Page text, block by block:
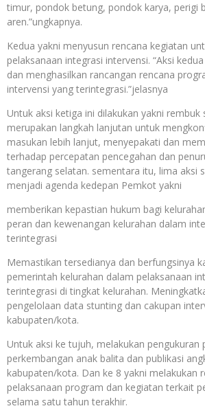
timur, pondok betung, pondok karya, perigi
aren.”ungkapnya.
Kedua yakni menyusun rencana kegiatan
pelaksanaan integrasi intervensi. “Aksi
dan menghasilkan rancangan rencana
intervensi yang terintegrasi.”jelasnya
Untuk aksi ketiga ini dilakukan yakni rembuk
merupakan langkah lanjutan untuk
masukan lebih lanjut, menyepakati dan
terhadap percepatan pencegahan dan
tangerang selatan. sementara itu, lima aksi
menjadi agenda kedepan Pemkot yakni
memberikan kepastian hukum bagi
peran dan kewenangan kelurahan dalam
terintegrasi
Memastikan tersedianya dan berfungsinya
pemerintah kelurahan dalam pelaksanaan
terintegrasi di tingkat kelurahan.
pengelolaan data stunting dan cakupan
kabupaten/kota.
Untuk aksi ke tujuh, melakukan pengukuran
perkembangan anak balita dan publikasi
kabupaten/kota. Dan ke 8 yakni melakukan
pelaksanaan program dan kegiatan terkait
selama satu tahun terakhir.